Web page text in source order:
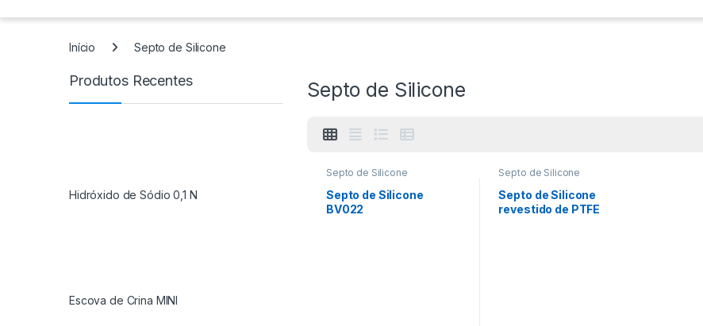
Início Septo de Silicone
Septo de Silicone
Septo de Silicone
Septo de Silicone
BV022
Septo de Silicone
Septo de Silicone
revestido de PTFE
Produtos Recentes
Hidróxido de Sódio 0,1 N
Escova de Crina MINI